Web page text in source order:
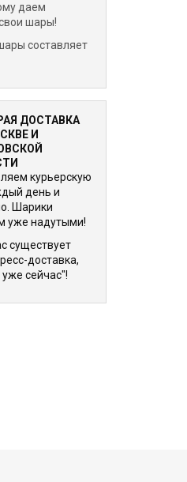
даем
шары!
составляет
ДОСТАВКА
И
курьерскую
день и
Шарики
уже надутыми!
существует
доставка,
сейчас"!